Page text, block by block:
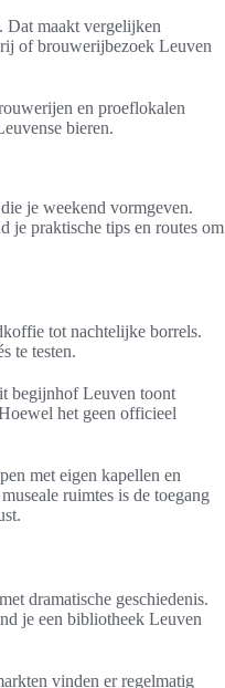
Dat maakt vergelijken
of brouwerijbezoek Leuven
en proeflokalen
bieren.
je weekend vormgeven.
je praktische tips en routes om
tot nachtelijke borrels.
te testen.
begijnhof Leuven toont
het geen officieel
met eigen kapellen en
ruimtes is de toegang
dramatische geschiedenis.
je een bibliotheek Leuven
vinden er regelmatig